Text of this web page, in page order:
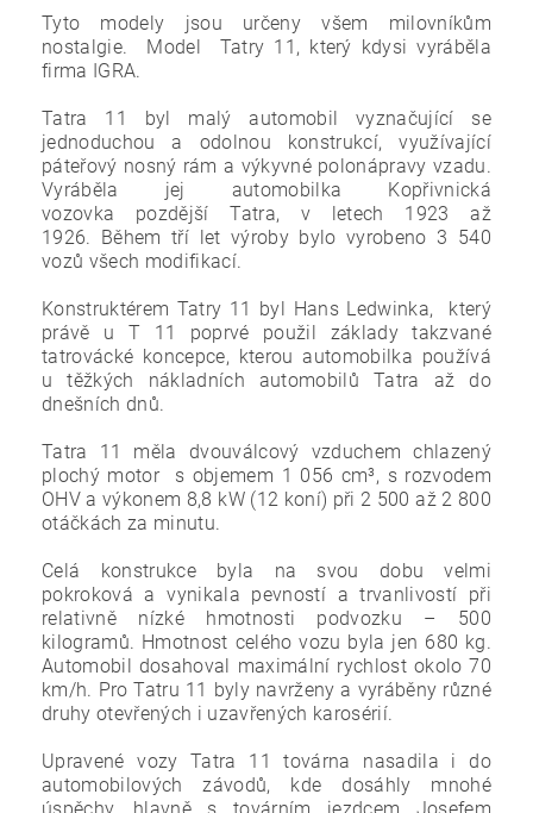
Tyto modely jsou určeny všem milovníkům
nostalgie. Model Tatry 11, který kdysi vyráběla
firma IGRA.
Tatra 11 byl malý automobil vyznačující se
jednoduchou a odolnou konstrukcí, využívající
páteřový nosný rám a výkyvné polonápravy vzadu.
Vyráběla jej automobilka Kopřivnická
vozovka pozdější Tatra, v letech 1923 až
1926. Během tří let výroby bylo vyrobeno 3 540
vozů všech modifikací.
Konstruktérem Tatry 11 byl Hans Ledwinka, který
právě u T 11 poprvé použil základy takzvané
tatrovácké koncepce, kterou automobilka používá
u těžkých nákladních automobilů Tatra až do
dnešních dnů.
Tatra 11 měla dvouválcový vzduchem chlazený
plochý motor s objemem 1 056 cm³, s rozvodem
OHV a výkonem 8,8 kW (12 koní) při 2 500 až 2 800
otáčkách za minutu.
Celá konstrukce byla na svou dobu velmi
pokroková a vynikala pevností a trvanlivostí při
relativně nízké hmotnosti podvozku – 500
kilogramů. Hmotnost celého vozu byla jen 680 kg.
Automobil dosahoval maximální rychlost okolo 70
km/h. Pro Tatru 11 byly navrženy a vyráběny různé
druhy otevřených i uzavřených karosérií.
Upravené vozy Tatra 11 továrna nasadila i do
automobilových závodů, kde dosáhly mnohé